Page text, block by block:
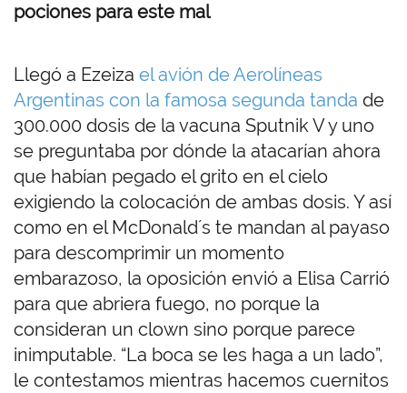
pociones para este mal
Llegó a Ezeiza el avión de Aerolíneas
Argentinas con la famosa segunda tanda de
300.000 dosis de la vacuna Sputnik V y uno
se preguntaba por dónde la atacarían ahora
que habían pegado el grito en el cielo
exigiendo la colocación de ambas dosis. Y así
como en el McDonald´s te mandan al payaso
para descomprimir un momento
embarazoso, la oposición envió a Elisa Carrió
para que abriera fuego, no porque la
consideran un clown sino porque parece
inimputable. “La boca se les haga a un lado”,
le contestamos mientras hacemos cuernitos